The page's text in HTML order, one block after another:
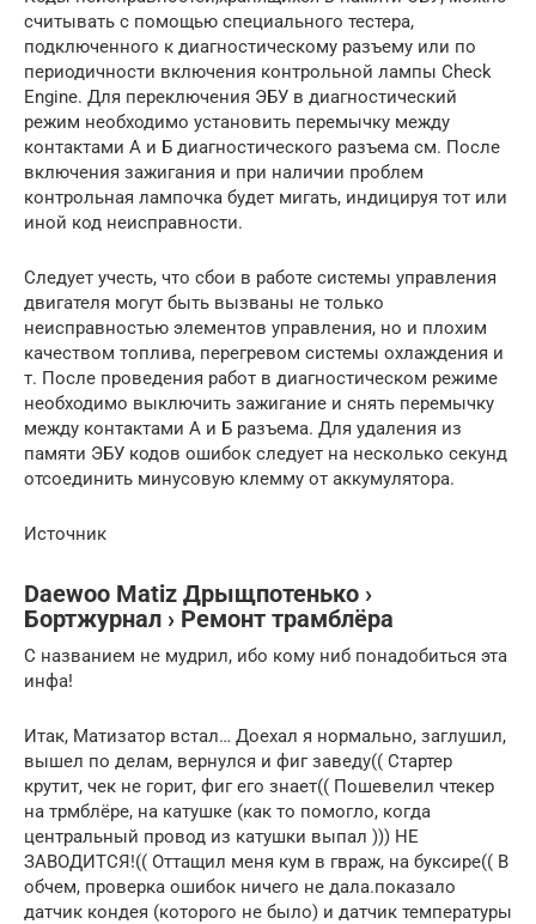
считывать с помощью специального тестера,
подключенного к диагностическому разъему или по
периодичности включения контрольной лампы Check
Engine. Для переключения ЭБУ в диагностический
режим необходимо установить перемычку между
контактами А и Б диагностического разъема см. После
включения зажигания и при наличии проблем
контрольная лампочка будет мигать, индицируя тот или
иной код неисправности.
Следует учесть, что сбои в работе системы управления
двигателя могут быть вызваны не только
неисправностью элементов управления, но и плохим
качеством топлива, перегревом системы охлаждения и
т. После проведения работ в диагностическом режиме
необходимо выключить зажигание и снять перемычку
между контактами А и Б разъема. Для удаления из
памяти ЭБУ кодов ошибок следует на несколько секунд
отсоединить минусовую клемму от аккумулятора.
Источник
Daewoo Matiz Дрыщпотенько ›
Бортжурнал › Ремонт трамблёра
С названием не мудрил, ибо кому ниб понадобиться эта
инфа!
Итак, Матизатор встал… Доехал я нормально, заглушил,
вышел по делам, вернулся и фиг заведу(( Стартер
крутит, чек не горит, фиг его знает(( Пошевелил чтекер
на трмблёре, на катушке (как то помогло, когда
центральный провод из катушки выпал ))) НЕ
ЗАВОДИТСЯ!(( Оттащил меня кум в гвраж, на буксире(( В
обчем, проверка ошибок ничего не дала.показало
датчик кондея (которого не было) и датчик температуры